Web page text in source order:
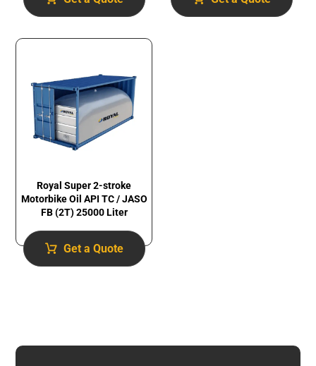
Royal Super 2-stroke
Motorbike Oil API TC / JASO
FB (2T) 25000 Liter
Get a Quote